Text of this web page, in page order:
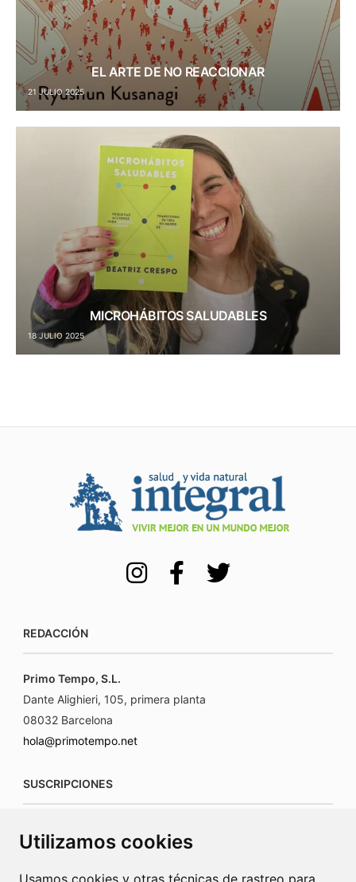
Utilizamos cookies
Usamos cookies y otras técnicas de rastreo para
EL ARTE DE NO REACCIONAR
21 JULIO 2025
MICROHÁBITOS SALUDABLES
18 JULIO 2025
REDACCIÓN
Primo Tempo, S.L.
Dante Alighieri, 105, primera planta
08032 Barcelona
hola@primotempo.net
SUSCRIPCIONES
www.connecorrevistas.com